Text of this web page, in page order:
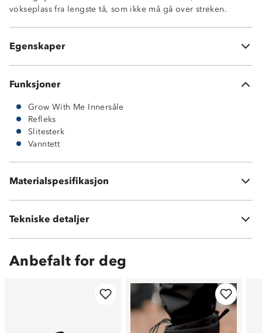
vokseplass fra lengste tå, som ikke må gå over streken.
Egenskaper
Refleksdetaljer
Forsterket tå- og hælparti
Funksjoner
Grow With Me Innersåle
Refleks
Slitesterk
Vanntett
Materialspesifikasjon
Overdel: PU + Mesh
impregneres jevnlig for økt levetid
Tekniske detaljer
Vekt:792 gram i str 35
Anbefalt for deg